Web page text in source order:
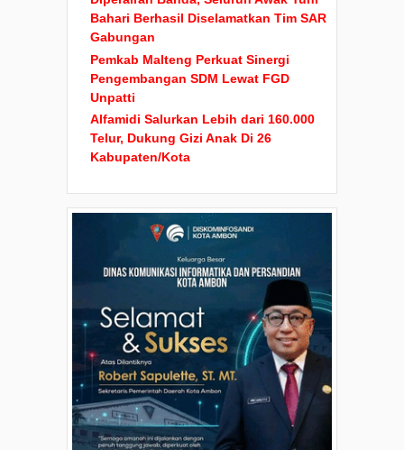
Bahari Berhasil Diselamatkan Tim SAR
Gabungan
Pemkab Malteng Perkuat Sinergi
Pengembangan SDM Lewat FGD
Unpatti
Alfamidi Salurkan Lebih dari 160.000
Telur, Dukung Gizi Anak Di 26
Kabupaten/Kota